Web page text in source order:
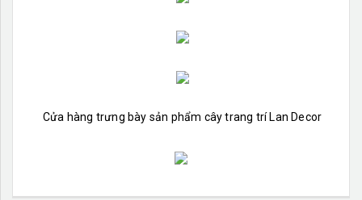
Cửa hàng trưng bày sản phẩm cây trang trí Lan Decor